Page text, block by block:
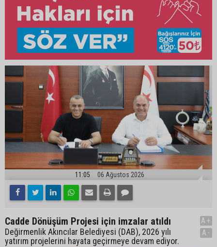
11:05 06 Ağustos 2026
Cadde Dönüşüm Projesi için imzalar atıldı
Değirmenlik Akıncılar Belediyesi (DAB), 2026 yılı
yatırım projelerini hayata geçirmeye devam ediyor.
A+
A-